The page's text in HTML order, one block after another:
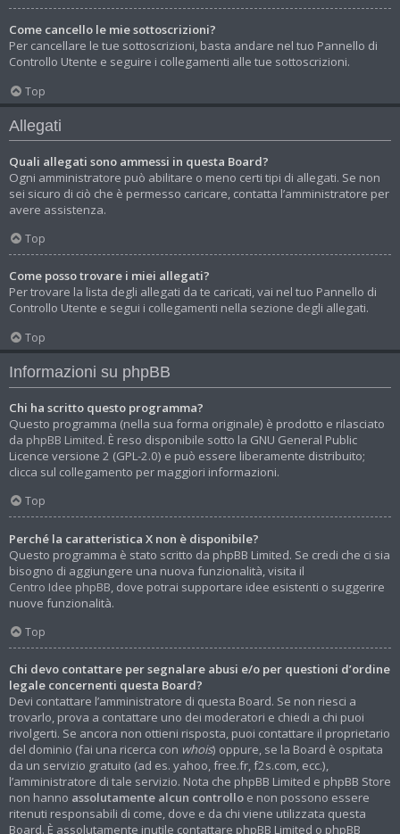
Come cancello le mie sottoscrizioni?
Per cancellare le tue sottoscrizioni, basta andare nel tuo Pannello di
Controllo Utente e seguire i collegamenti alle tue sottoscrizioni.
Top
Allegati
Quali allegati sono ammessi in questa Board?
Ogni amministratore può abilitare o meno certi tipi di allegati. Se non
sei sicuro di ciò che è permesso caricare, contatta l’amministratore per
avere assistenza.
Top
Come posso trovare i miei allegati?
Per trovare la lista degli allegati da te caricati, vai nel tuo Pannello di
Controllo Utente e segui i collegamenti nella sezione degli allegati.
Top
Informazioni su phpBB
Chi ha scritto questo programma?
Questo programma (nella sua forma originale) è prodotto e rilasciato
da phpBB Limited. È reso disponibile sotto la GNU General Public
Licence versione 2 (GPL-2.0) e può essere liberamente distribuito;
clicca sul collegamento per maggiori informazioni.
Top
Perché la caratteristica X non è disponibile?
Questo programma è stato scritto da phpBB Limited. Se credi che ci sia
bisogno di aggiungere una nuova funzionalità, visita il
Centro Idee phpBB , dove potrai supportare idee esistenti o suggerire
nuove funzionalità.
Top
Chi devo contattare per segnalare abusi e/o per questioni d’ordine
legale concernenti questa Board?
Devi contattare l’amministratore di questa Board. Se non riesci a
trovarlo, prova a contattare uno dei moderatori e chiedi a chi puoi
rivolgerti. Se ancora non ottieni risposta, puoi contattare il proprietario
del dominio (fai una ricerca con whois) oppure, se la Board è ospitata
da un servizio gratuito (ad es. yahoo, free.fr, f2s.com, ecc.),
l’amministratore di tale servizio. Nota che phpBB Limited e phpBB Store
non hanno assolutamente alcun controllo e non possono essere
ritenuti responsabili di come, dove e da chi viene utilizzata questa
Board. È assolutamente inutile contattare phpBB Limited o phpBB